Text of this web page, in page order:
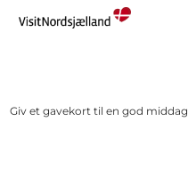
Giv et gavekort til en god middag